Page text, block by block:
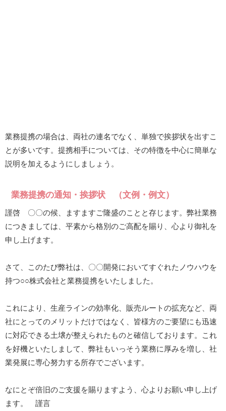
業務提携の場合は、両社の連名でなく、単独で挨拶状を出すこ
とが多いです。提携相手については、その特徴を中心に簡単な
説明を加えるようにしましょう。
業務提携の通知・挨拶状 （文例・例文）
謹啓 〇〇の候、ますますご隆盛のことと存じます。弊社業務
につきましては、平素から格別のご高配を賜り、心より御礼を
申し上げます。
さて、このたび弊社は、〇〇開発においてすぐれたノウハウを
持つ○○株式会社と業務提携をいたしました。
これにより、生産ラインの効率化、販売ルートの拡充など、両
社にとってのメリットだけではなく、皆様方のご要望にも迅速
に対応できる土壌が整えられたものと確信しております。これ
を好機といたしまして、弊社もいっそう業務に厚みを増し、社
業発展に専心努力する所存でございます。
なにとぞ倍旧のご支援を賜りますよう、心よりお願い申し上げ
ます。 謹言